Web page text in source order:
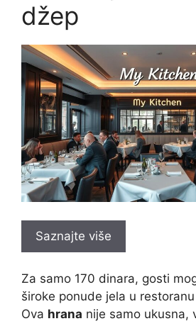
džep
Saznajte više
Za samo 170 dinara, gosti
široke ponude jela u
Ova hrana nije samo ukusna,